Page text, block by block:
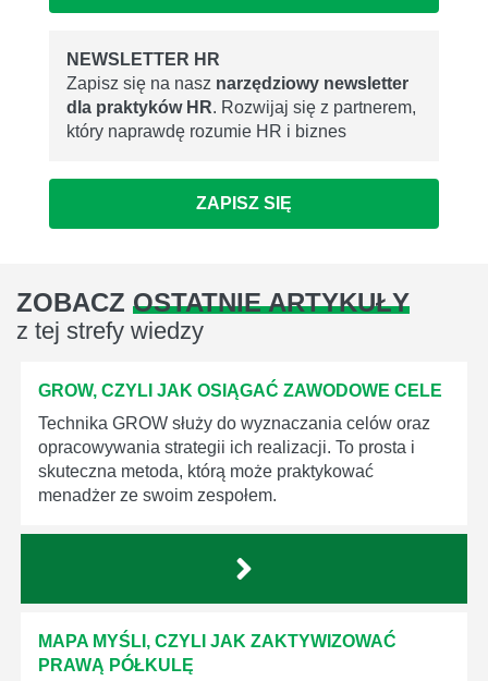
NEWSLETTER HR
Zapisz się na nasz narzędziowy newsletter
dla praktyków HR. Rozwijaj się z partnerem,
który naprawdę rozumie HR i biznes
ZAPISZ SIĘ
ZOBACZ OSTATNIE ARTYKUŁY
z tej strefy wiedzy
GROW, CZYLI JAK OSIĄGAĆ ZAWODOWE CELE
Technika GROW służy do wyznaczania celów oraz
opracowywania strategii ich realizacji. To prosta i
skuteczna metoda, którą może praktykować
menadżer ze swoim zespołem.
MAPA MYŚLI, CZYLI JAK ZAKTYWIZOWAĆ
PRAWĄ PÓŁKULĘ